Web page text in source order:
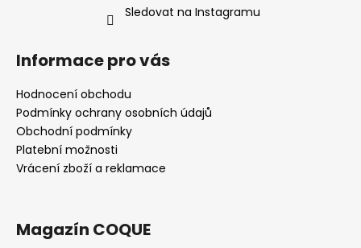
Sledovat na Instagramu
Informace pro vás
Hodnocení obchodu
Podmínky ochrany osobních údajů
Obchodní podmínky
Platební možnosti
Vrácení zboží a reklamace
Magazín COQUE